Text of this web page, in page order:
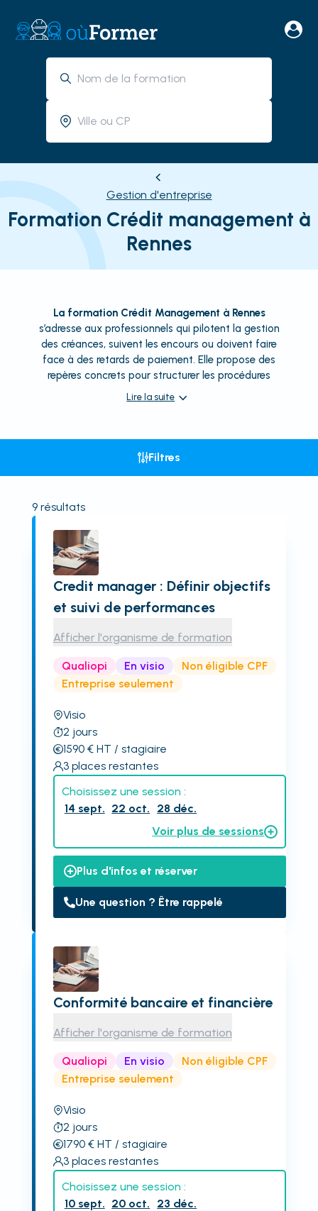
Gestion d'entreprise
Formation Crédit management à
Rennes
La formation Crédit Management à Rennes
s’adresse aux professionnels qui pilotent la gestion
des créances, suivent les encours ou doivent faire
face à des retards de paiement. Elle propose des
repères concrets pour structurer les procédures
Lire la suite
Filtres
9résultats
Credit manager : Définir objectifs
et suivi de performances
Afficher l'organisme de formation
Qualiopi En visio
Non éligible CPF
Entreprise seulement
Visio
2 jours
1590€ HT / stagiaire
3 places restantes
Choisissez une session :
14 sept. 22 oct.
28 déc.
Voir plus de sessions
Plus d'infos et réserver
Une question ? Être rappelé
Conformité bancaire et financière
Afficher l'organisme de formation
Qualiopi En visio
Non éligible CPF
Entreprise seulement
Visio
2 jours
1790€ HT / stagiaire
3 places restantes
Choisissez une session :
10 sept. 20 oct.
23 déc.